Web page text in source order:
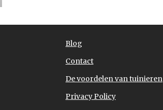
Blog
Contact
De voordelen van tuinieren
Privacy Policy